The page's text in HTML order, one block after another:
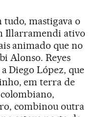
mastigava o
Illarramendi ativo
animado que no
Alonso. Reyes
Diego López, que
em terra de
combinou outra